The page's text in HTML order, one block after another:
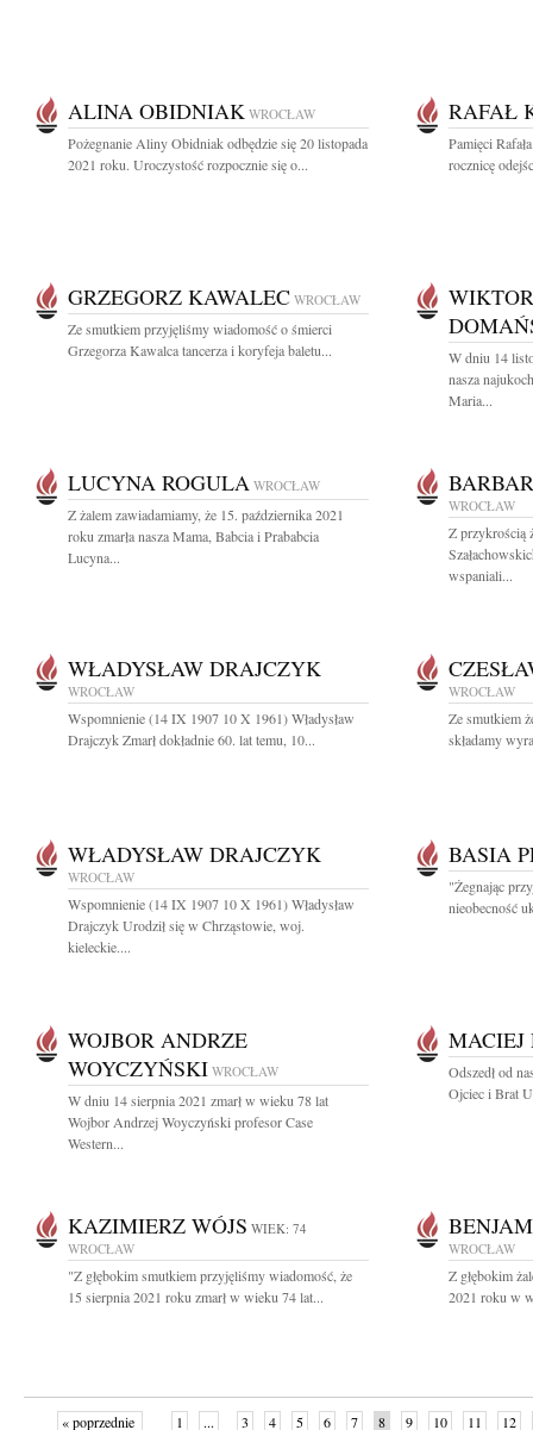
ALINA OBIDNIAK WROCŁAW
Pożegnanie Aliny Obidniak odbędzie się 20 listopada
2021 roku. Uroczystość rozpocznie się o...
RAFAŁ
Pamięci
rocznicę
GRZEGORZ KAWALEC WROCŁAW
Ze smutkiem przyjęliśmy wiadomość o śmierci
Grzegorza Kawalca tancerza i koryfeja baletu...
W dniu 14
nasza
Maria...
LUCYNA ROGULA WROCŁAW
Z żalem zawiadamiamy, że 15. października 2021
roku zmarła nasza Mama, Babcia i Prababcia
Lucyna...
WROCŁAW
Z przykrością
wspaniali...
WŁADYSŁAW DRAJCZYK
WROCŁAW
Wspomnienie (14 IX 1907 10 X 1961) Władysław
Drajczyk Zmarł dokładnie 60. lat temu, 10...
WROCŁAW
Ze smutkiem
składamy
WŁADYSŁAW DRAJCZYK
WROCŁAW
Wspomnienie (14 IX 1907 10 X 1961) Władysław
Drajczyk Urodził się w Chrząstowie, woj.
kieleckie....
BASIA
"Żegnając
nieobecność
WOJBOR ANDRZE
WOYCZYŃSKI WROCŁAW
W dniu 14 sierpnia 2021 zmarł w wieku 78 lat
Wojbor Andrzej Woyczyński profesor Case
Western...
MACIEJ
Odszedł od
Ojciec i Brat
KAZIMIERZ WÓJS WIEK: 74
WROCŁAW
"Z głębokim smutkiem przyjęliśmy wiadomość, że
15 sierpnia 2021 roku zmarł w wieku 74 lat...
WROCŁAW
Z głębokim
2021 roku w
« poprzednie 1 ... 3 4 5 6 7 8 9 10 11 12